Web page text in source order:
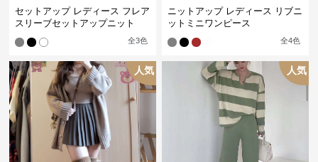
セットアップ レディース フレア
スリーブセットアップニット
全3色
ニットアップ レディース リブニ
ットミニワンピース
全4色
人気 人気